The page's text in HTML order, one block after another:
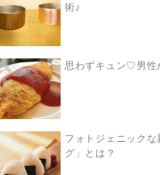
術♪
思わずキュン♡男性
フォトジェニック
グ」とは？